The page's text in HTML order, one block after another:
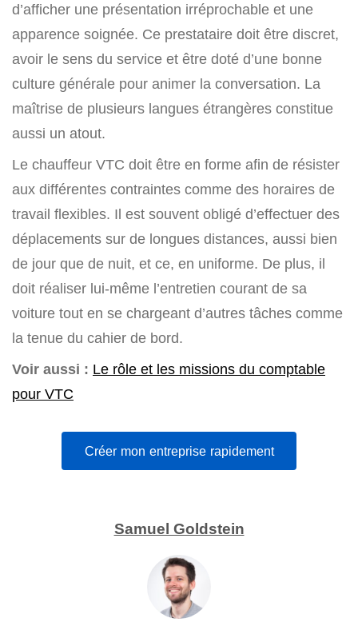
d’afficher une présentation irréprochable et une
apparence soignée. Ce prestataire doit être discret,
avoir le sens du service et être doté d’une bonne
culture générale pour animer la conversation. La
maîtrise de plusieurs langues étrangères constitue
aussi un atout.
Le chauffeur VTC doit être en forme afin de résister
aux différentes contraintes comme des horaires de
travail flexibles. Il est souvent obligé d’effectuer des
déplacements sur de longues distances, aussi bien
de jour que de nuit, et ce, en uniforme. De plus, il
doit réaliser lui-même l’entretien courant de sa
voiture tout en se chargeant d’autres tâches comme
la tenue du cahier de bord.
Voir aussi : Le rôle et les missions du comptable
pour VTC
Créer mon entreprise rapidement
Samuel Goldstein